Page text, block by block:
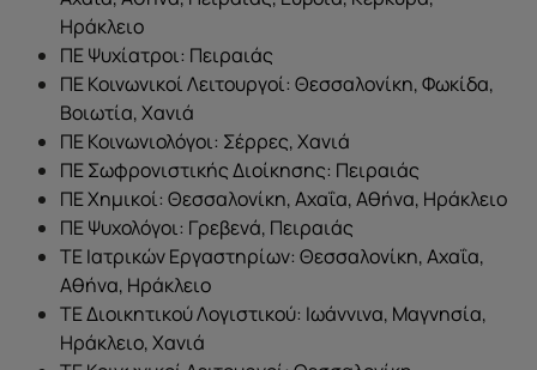
Ηράκλειο
ΠΕ Ψυχίατροι: Πειραιάς
ΠΕ Κοινωνικοί Λειτουργοί: Θεσσαλονίκη, Φωκίδα,
Βοιωτία, Χανιά
ΠΕ Κοινωνιολόγοι: Σέρρες, Χανιά
ΠΕ Σωφρονιστικής Διοίκησης: Πειραιάς
ΠΕ Χημικοί: Θεσσαλονίκη, Αχαΐα, Αθήνα, Ηράκλειο
ΠΕ Ψυχολόγοι: Γρεβενά, Πειραιάς
ΤΕ Ιατρικών Εργαστηρίων: Θεσσαλονίκη, Αχαΐα,
Αθήνα, Ηράκλειο
ΤΕ Διοικητικού Λογιστικού: Ιωάννινα, Μαγνησία,
Ηράκλειο, Χανιά